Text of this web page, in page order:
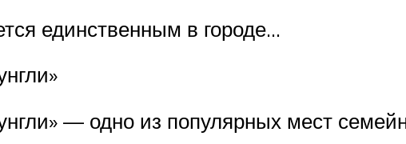
единственным в городе…
— одно из популярных мест